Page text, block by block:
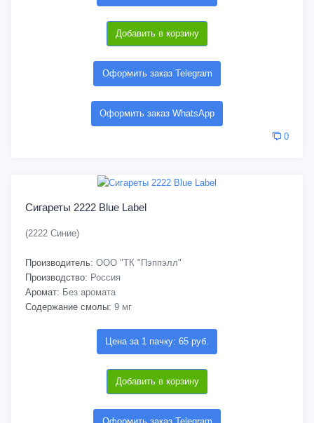
Добавить в корзину
Оформить заказ Telegram
Оформить заказ WhatsApp
0
Сигареты 2222 Blue Label
(2222 Синие)
Производитель: ООО "ТК "Пэппэлл"
Производство: Россия
Аромат: Без аромата
Содержание смолы: 9 мг
Цена за 1 пачку: 65 руб.
Добавить в корзину